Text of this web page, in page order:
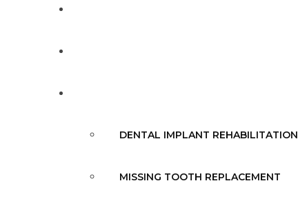
DENTAL IMPLANT REHABILITATION
MISSING TOOTH REPLACEMENT